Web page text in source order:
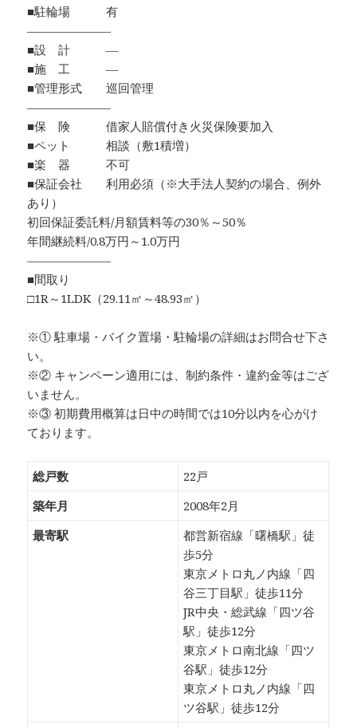
■駐輪場 有
―――――――
■設 計 ―
■施 工 ―
■管理形式 巡回管理
―――――――
■保 険 借家人賠償付き火災保険要加入
■ペット 相談（敷1積増）
■楽 器 不可
■保証会社 利用必須（※大手法人契約の場合、例外
あり）
初回保証委託料/月額賃料等の30％～50％
年間継続料/0.8万円～1.0万円
―――――――
■間取り
□1R～1LDK（29.11㎡～48.93㎡）
※① 駐車場・バイク置場・駐輪場の詳細はお問合せ下さ
い。
※② キャンペーン適用には、制約条件・違約金等はござ
いません。
※③ 初期費用概算は日中の時間では10分以内を心がけ
ております。
総戸数
22戸
築年月
2008年2月
最寄駅
都営新宿線「曙橋駅」徒
歩5分
東京メトロ丸ノ内線「四
谷三丁目駅」徒歩11分
JR中央・総武線「四ツ谷
駅」徒歩12分
東京メトロ南北線「四ツ
谷駅」徒歩12分
東京メトロ丸ノ内線「四
ツ谷駅」徒歩12分